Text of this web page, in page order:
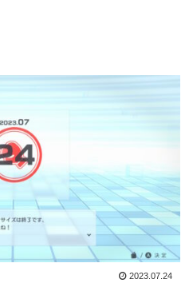
2023.07.24